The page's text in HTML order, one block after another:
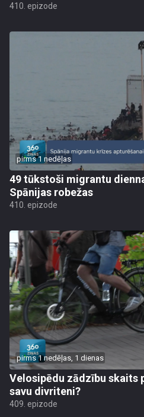
410. epizode
pirms 1 nedēļas
49 tūkstoši migrantu
Spānijas robežas
410. epizode
pirms 1 nedēļas, 1 dienas
Velosipēdu zādzību skaits
savu divriteni?
409. epizode